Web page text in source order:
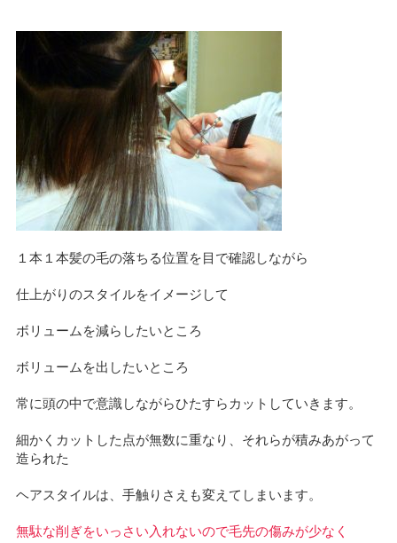
１本１本髪の毛の落ちる位置を目で確認しながら
仕上がりのスタイルをイメージして
ボリュームを減らしたいところ
ボリュームを出したいところ
常に頭の中で意識しながらひたすらカットしていきます。
細かくカットした点が無数に重なり、それらが積みあがって
造られた
ヘアスタイルは、手触りさえも変えてしまいます。
無駄な削ぎをいっさい入れないので毛先の傷みが少なく